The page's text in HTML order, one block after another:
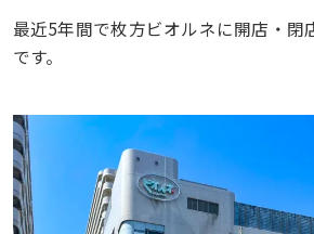
最近5年間で枚方ビオルネに開店・閉
です。